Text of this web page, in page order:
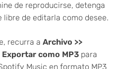
de reproducirse, detenga
libre de editarla como desee.
recurra a Archivo >>
Exportar como MP3para
Music en formato MP3